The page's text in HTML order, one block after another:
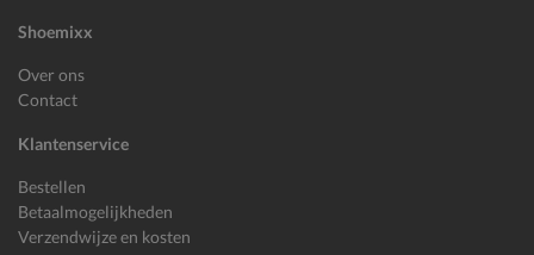
Shoemixx
Over ons
Contact
Klantenservice
Bestellen
Betaalmogelijkheden
Verzendwijze en kosten